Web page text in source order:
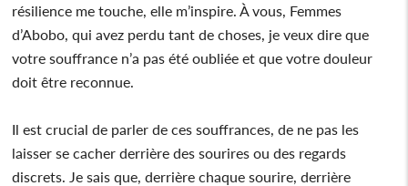
résilience me touche, elle m’inspire. À vous, Femmes
d’Abobo, qui avez perdu tant de choses, je veux dire que
votre souffrance n’a pas été oubliée et que votre douleur
doit être reconnue.
Il est crucial de parler de ces souffrances, de ne pas les
laisser se cacher derrière des sourires ou des regards
discrets. Je sais que, derrière chaque sourire, derrière